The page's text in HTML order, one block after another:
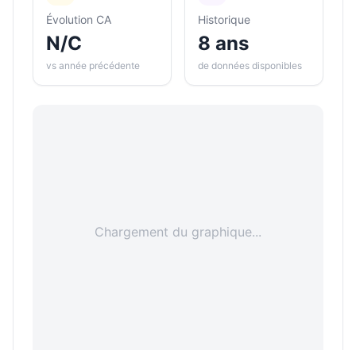
Évolution CA
N/C
vs année précédente
Historique
8 ans
de données disponibles
Chargement du graphique...